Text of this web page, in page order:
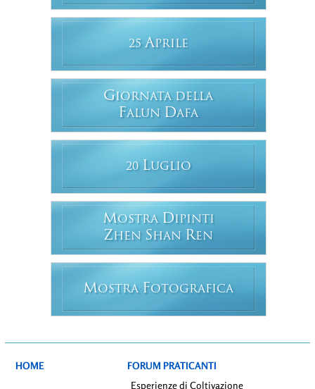
25 APRILE
GIORNATA DELLA
FALUN DAFA
20 LUGLIO
MOSTRA DIPINTI
ZHEN SHAN REN
MOSTRA FOTOGRAFICA
HOME
FORUM PRATICANTI
Esperienze di Coltivazione